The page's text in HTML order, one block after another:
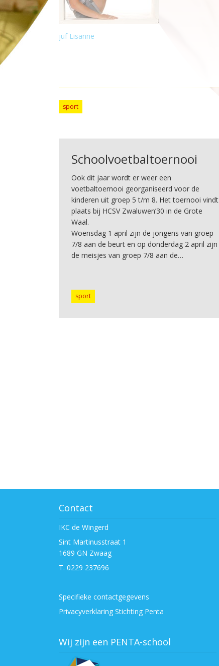
juf Lisanne
sport
Schoolvoetbaltoernooi
Ook dit jaar wordt er weer een
voetbaltoernooi georganiseerd voor de
kinderen uit groep 5 t/m 8. Het toernooi vindt
plaats bij HCSV Zwaluwen’30 in de Grote
Waal.
Woensdag 1 april zijn de jongens van groep
7/8 aan de beurt en op donderdag 2 april zijn
de meisjes van groep 7/8 aan de…
sport
Contact
IKC de Wingerd
Sint Martinusstraat 1
1689 GN Zwaag
T. 0229 237696
Specifieke contactgegevens
Privacyverklaring Stichting Penta
Wij zijn een PENTA-school